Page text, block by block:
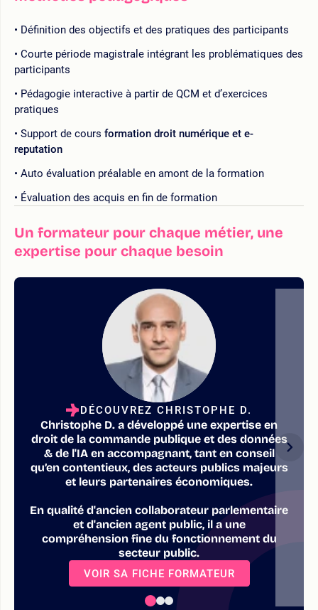
Définition des objectifs et des pratiques des participants
Courte période magistrale intégrant les problématiques des
participants
Pédagogie interactive à partir de QCM et d’exercices
pratiques
Support de cours formation droit numérique et e-
reputation
Auto évaluation préalable en amont de la formation
Évaluation des acquis en fin de formation
Un formateur pour chaque métier, une
expertise pour chaque besoin
DÉCOUVREZ CHRISTOPHE D.
Christophe D. a développé une expertise en
droit de la commande publique et des données
& de l'IA en accompagnant, tant en conseil
qu’en contentieux, des acteurs publics majeurs
et leurs partenaires économiques.
En qualité d'ancien collaborateur parlementaire
et d'ancien agent public, il a une
compréhension fine du fonctionnement du
secteur public.
VOIR SA FICHE FORMATEUR